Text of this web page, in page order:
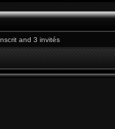
and 3 invités